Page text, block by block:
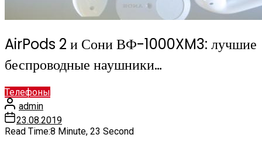
AirPods 2 и Сони ВФ-1000XM3: лучшие
беспроводные наушники…
Телефоны
admin
23.08.2019
Read Time:8 Minute, 23 Second